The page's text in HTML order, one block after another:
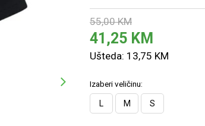
55,00 KM
41,25 KM
Ušteda: 13,75 KM
Izaberi veličinu:
L M S